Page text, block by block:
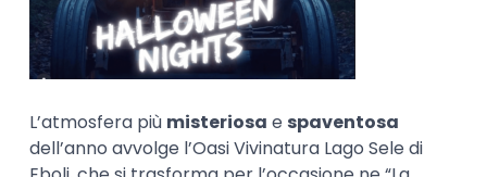
L’atmosfera più misteriosa e spaventosa
dell’anno avvolge l’Oasi Vivinatura Lago Sele di